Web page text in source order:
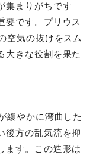
集まりがちです
要です。プリウス
空気の抜けをスム
大きな役割を果た
緩やかに湾曲した
後方の乱気流を抑
ます。この造形は